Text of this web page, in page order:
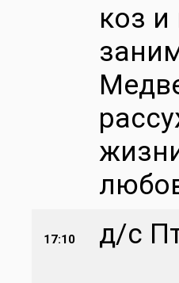
коз
17:10
д/с